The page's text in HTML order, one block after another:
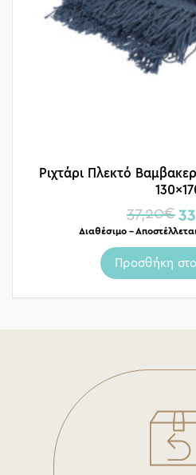
Ριχτάρι Πλεκτό
37,20€
Διαθέσιμο –
Προσθήκη